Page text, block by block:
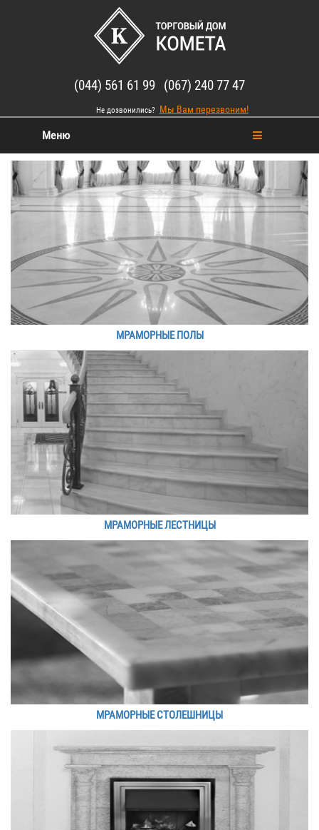
(044) 561 61 99 (067) 240 77 47
Не дозвонились? Мы Вам перезвоним!
Меню
МРАМОРНЫЕ ПОЛЫ
МРАМОРНЫЕ ЛЕСТНИЦЫ
МРАМОРНЫЕ СТОЛЕШНИЦЫ